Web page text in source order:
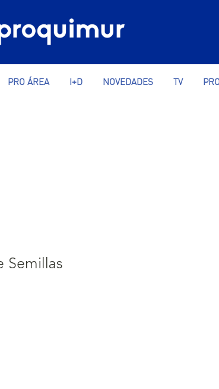
PRO ÁREA I+D NOVEDADES TV
Semillas